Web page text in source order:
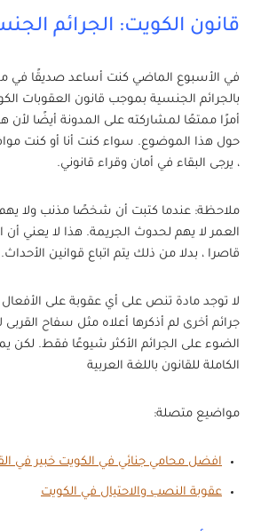
قانون الكويت: الجرائم
في الأسبوع الماضي كنت أساعد صديقًا في
بالجرائم الجنسية بموجب قانون العقوبات
أمرًا ممتعًا لمشاركته على المدونة أيضًا لأن
حول هذا الموضوع. سواء كنت أنا أو كنت
، يرجى البقاء في أمان وقراء قانوني.
ملاحظة: عندما كتبت أن شخصًا مذنب ولا يهم
العمر لا يهم لحدوث الجريمة. هذا لا يعني
قاصرا ، بدلا من ذلك يتم اتباع قوانين الأحداث.
لا توجد مادة تنص على أي عقوبة على الأفعال
جرائم أخرى لم أذكرها أعلاه مثل سفاح
الضوء على الجرائم الأكثر شيوعًا فقط. لكن
الكاملة للقانون باللغة العربية
مواضيع متصلة:
افضل محامي جنائي في الكويت خبير في
عقوبة النصب والاحتيال في الكويت